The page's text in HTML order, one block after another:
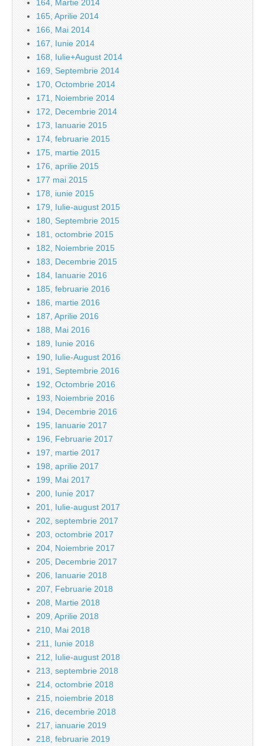
164, Martie 2014
165, Aprilie 2014
166, Mai 2014
167, Iunie 2014
168, Iulie+August 2014
169, Septembrie 2014
170, Octombrie 2014
171, Noiembrie 2014
172, Decembrie 2014
173, Ianuarie 2015
174, februarie 2015
175, martie 2015
176, aprilie 2015
177 mai 2015
178, iunie 2015
179, Iulie-august 2015
180, Septembrie 2015
181, octombrie 2015
182, Noiembrie 2015
183, Decembrie 2015
184, Ianuarie 2016
185, februarie 2016
186, martie 2016
187, Aprilie 2016
188, Mai 2016
189, Iunie 2016
190, Iulie-August 2016
191, Septembrie 2016
192, Octombrie 2016
193, Noiembrie 2016
194, Decembrie 2016
195, Ianuarie 2017
196, Februarie 2017
197, martie 2017
198, aprilie 2017
199, Mai 2017
200, Iunie 2017
201, Iulie-august 2017
202, septembrie 2017
203, octombrie 2017
204, Noiembrie 2017
205, Decembrie 2017
206, Ianuarie 2018
207, Februarie 2018
208, Martie 2018
209, Aprilie 2018
210, Mai 2018
211, Iunie 2018
212, Iulie-august 2018
213, septembrie 2018
214, octombrie 2018
215, noiembrie 2018
216, decembrie 2018
217, ianuarie 2019
218, februarie 2019